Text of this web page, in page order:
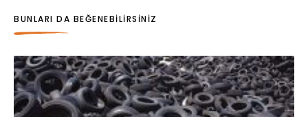
BUNLARI DA BEĞENEBILIRSINIZ